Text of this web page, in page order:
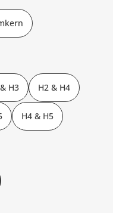
H3 H2 & H4
H4 & H5